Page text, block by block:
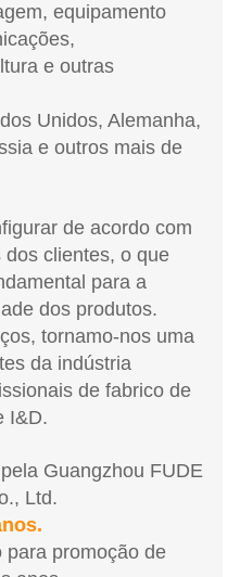
equipamento
e outras
Unidos, Alemanha,
e outros mais de
de acordo com
clientes, o que
para a
dos produtos.
tornamo-nos uma
da indústria
de fabrico de
I&D.
Guangzhou FUDE
Ltd.
para promoção de